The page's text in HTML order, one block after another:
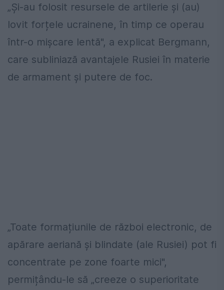
„Și-au folosit resursele de artilerie și (au)
lovit forțele ucrainene, în timp ce operau
într-o mișcare lentă", a explicat Bergmann,
care subliniază avantajele Rusiei în materie
de armament și putere de foc.
„Toate formațiunile de război electronic, de
apărare aeriană și blindate (ale Rusiei) pot fi
concentrate pe zone foarte mici",
permițându-le să „creeze o superioritate